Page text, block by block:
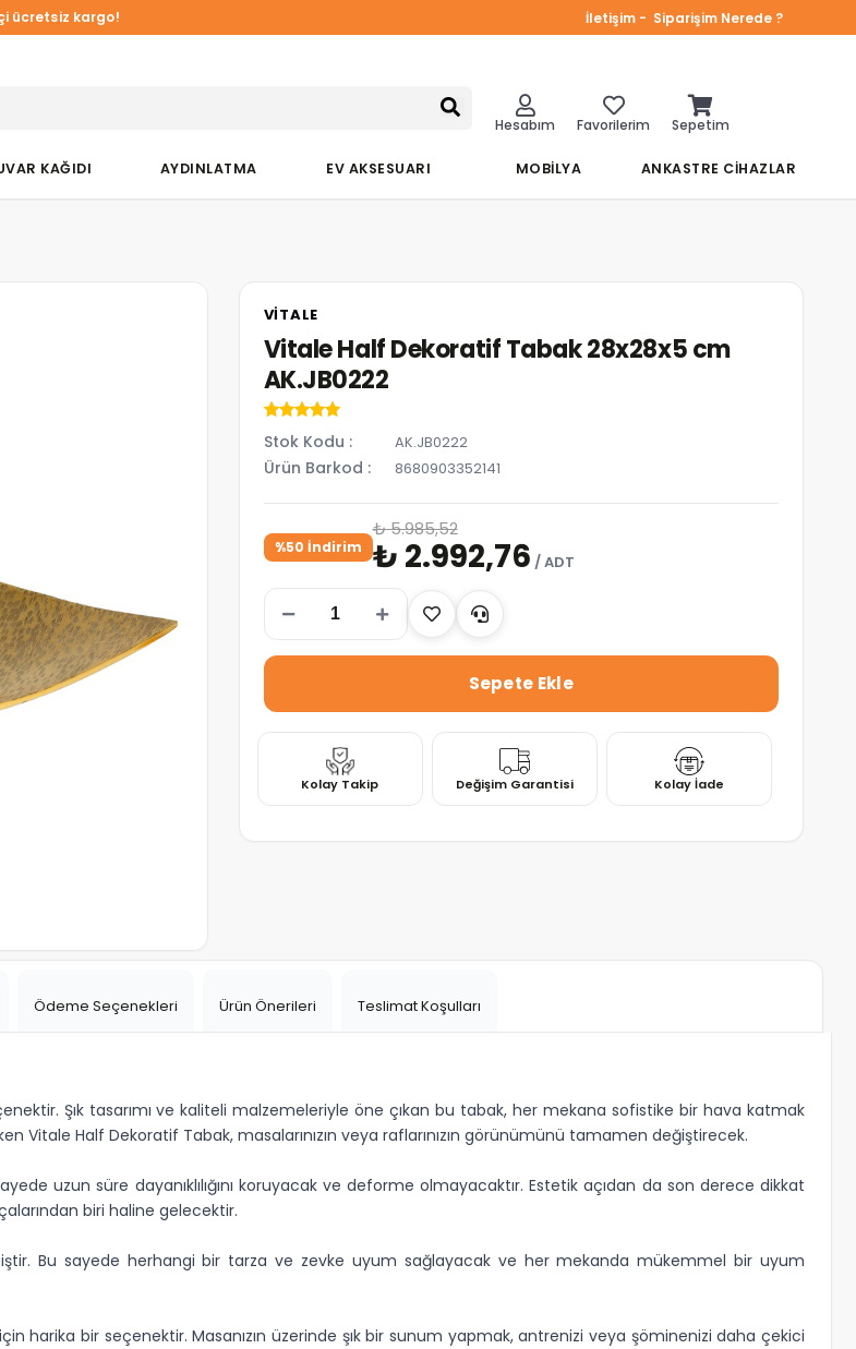
ücretsiz kargo! İletişim - Siparişim Nerede ?
Hesabım Favorilerim Sepetim
KAĞIDI AYDINLATMA EV AKSESUARI MOBİLYA ANKASTRE CİHAZLAR
VITALE
Vitale Half Dekoratif Tabak 28x28x5 cm
AK.JB0222
Stok Kodu AK.JB0222
Ürün Barkod 8680903352141
%50 İndirim
₺ 5.985,52
₺ 2.992,76 / ADT
Kolay Takip Değişim Garantisi Kolay İade
Ödeme Seçenekleri Ürün Önerileri Teslimat Koşulları
Şık tasarımı ve kaliteli malzemeleriyle öne çıkan bu tabak, her mekana sofistike bir hava katmak
Vitale Half Dekoratif Tabak, masalarınızın veya raflarınızın görünümünü tamamen değiştirecek.
uzun süre dayanıklılığını koruyacak ve deforme olmayacaktır. Estetik açıdan da son derece dikkat
biri haline gelecektir.
Bu sayede herhangi bir tarza ve zevke uyum sağlayacak ve her mekanda mükemmel bir uyum
harika bir seçenektir. Masanızın üzerinde şık bir sunum yapmak, antrenizi veya şöminenizi daha çekici